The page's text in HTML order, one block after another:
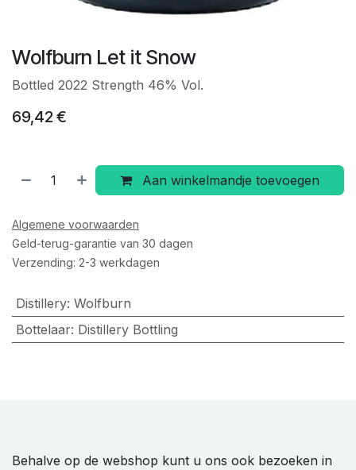
Wolfburn Let it Snow
Bottled 2022 Strength 46% Vol.
69,42€
Aan winkelmandje toevoegen
Algemene voorwaarden
Geld-terug-garantie van 30 dagen
Verzending: 2-3 werkdagen
Distillery: Wolfburn
Bottelaar: Distillery Bottling
Behalve op de webshop kunt u ons ook bezoeken in